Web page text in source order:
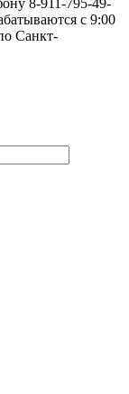
с 9:00
Санкт-